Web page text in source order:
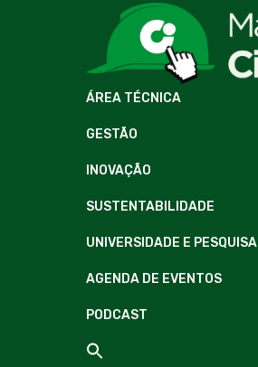
ÁREA TÉCNICA
GESTÃO
INOVAÇÃO
SUSTENTABILIDADE
UNIVERSIDADE E PESQUISA
AGENDA DE EVENTOS
PODCAST